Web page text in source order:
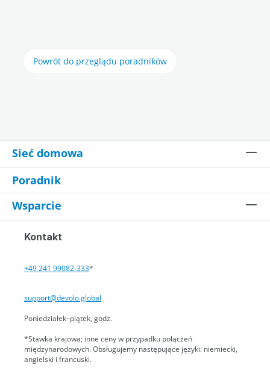
Powrót do przeglądu poradników
Sieć domowa
Poradnik
Wsparcie
Kontakt
+49 241 99082-333*
support@devolo.global
Poniedziałek–piątek, godz.
*Stawka krajowa; inne ceny w przypadku połączeń
międzynarodowych. Obsługujemy następujące języki: niemiecki,
angielski i francuski.